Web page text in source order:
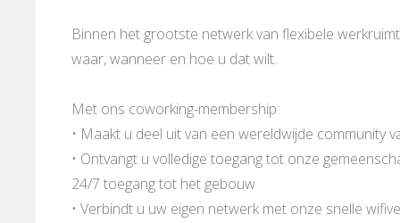
Binnen het grootste netwerk van flexibele
waar, wanneer en hoe u dat wilt.
Met ons coworking-membership:
• Maakt u deel uit van een wereldwijde community
• Ontvangt u volledige toegang tot onze
24/7 toegang tot het gebouw
• Verbindt u uw eigen netwerk met onze snelle